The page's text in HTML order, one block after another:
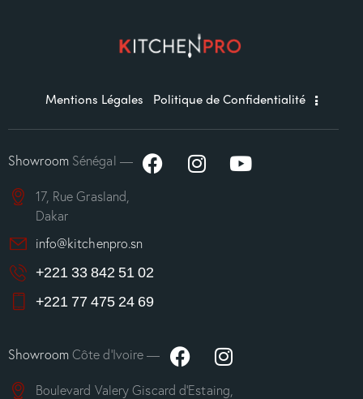
Mentions Légales Politique de Confidentialité
ShowroomSénégal —
17, Rue Grasland,
Dakar
info@kitchenpro.sn
+221 33 842 51 02
+221 77 475 24 69
ShowroomCôte d’Ivoire —
Boulevard Valery Giscard d’Estaing,